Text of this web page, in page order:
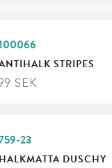
STRIPES
SEK
23
HALKMATTA DUSCHY